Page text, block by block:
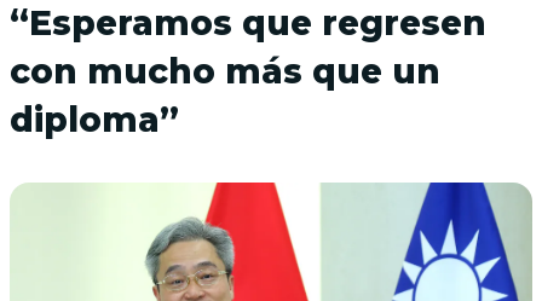
“Esperamos que regresen
con mucho más que un
diploma”